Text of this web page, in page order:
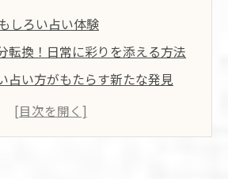
しろい占い体験
転換！日常に彩りを添える方法
占い方がもたらす新たな発見
日常のワクワクを感じるコツ
む占いネタの選び方と魅力